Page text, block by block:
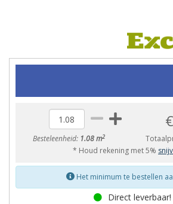
Besteleenheid: 1.08 m2
* Houd rekening met 5%
Het minimum te bestellen
Direct leverbaar!